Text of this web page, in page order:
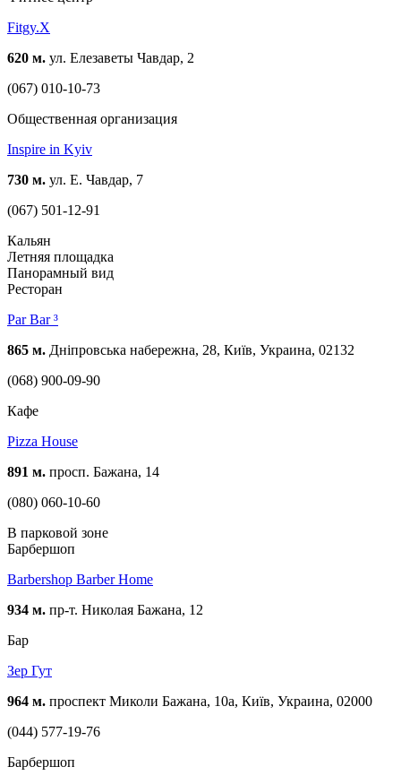
Fitgy.X
620 м. ул. Елезаветы Чавдар, 2
(067) 010-10-73
Общественная организация
Inspire in Kyiv
730 м. ул. Е. Чавдар, 7
(067) 501-12-91
Кальян
Летняя площадка
Панорамный вид
Ресторан
Par Bar ³
865 м. Дніпровська набережна, 28, Київ, Украина, 02132
(068) 900-09-90
Кафе
Pizza House
891 м. просп. Бажана, 14
(080) 060-10-60
В парковой зоне
Барбершоп
Barbershop Barber Home
934 м. пр-т. Николая Бажана, 12
Бар
Зер Гут
964 м. проспект Миколи Бажана, 10а, Київ, Украина, 02000
(044) 577-19-76
Барбершоп